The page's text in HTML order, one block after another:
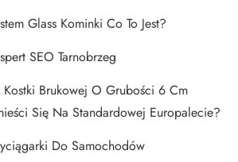
Glass Kominki Co To Jest?
SEO Tarnobrzeg
Kostki Brukowej O Grubości 6 Cm
Się Na Standardowej Europalecie?
Do Samochodów